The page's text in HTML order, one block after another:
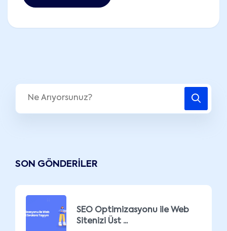
SON GÖNDERILER
SEO Optimizasyonu ile Web
Sitenizi Üst ...